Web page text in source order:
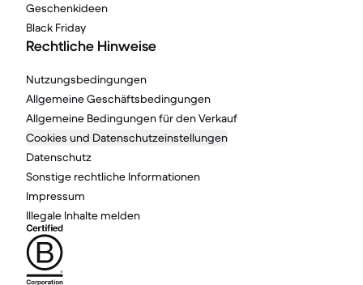
Geschenkideen
Black Friday
Rechtliche Hinweise
Nutzungsbedingungen
Allgemeine Geschäftsbedingungen
Allgemeine Bedingungen für den Verkauf
Cookies und Datenschutzeinstellungen
Datenschutz
Sonstige rechtliche Informationen
Impressum
Illegale Inhalte melden